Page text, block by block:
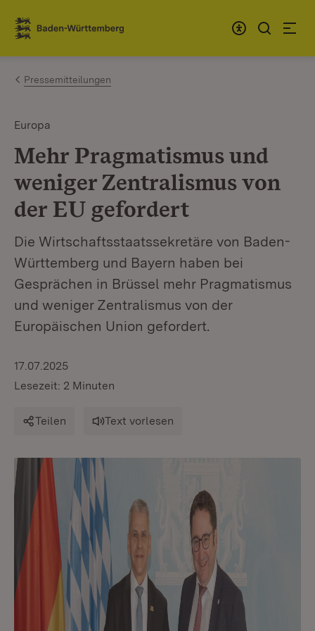
Zum Inhalt springen
Link zur Startseite
Pressemitteilungen
Europa
Mehr Pragmatismus und
weniger Zentralismus von
der EU gefordert
Die Wirtschaftsstaatssekretäre von Baden-
Württemberg und Bayern haben bei
Gesprächen in Brüssel mehr Pragmatismus
und weniger Zentralismus von der
Europäischen Union gefordert.
17.07.2025
Lesezeit: 2 Minuten
Teilen Text vorlesen